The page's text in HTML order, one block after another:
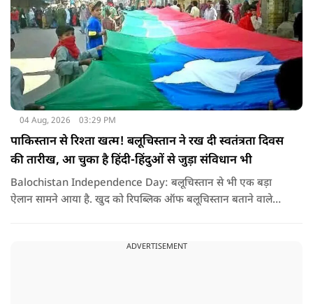
04 Aug, 2026 03:29 PM
पाकिस्तान से रिश्ता खत्म! बलूचिस्तान ने रख दी स्वतंत्रता दिवस
की तारीख, आ चुका है हिंदी-हिंदुओं से जुड़ा संविधान भी
Balochistan Independence Day: बलूचिस्तान से भी एक बड़ा
ऐलान सामने आया है. खुद को रिपब्लिक ऑफ बलूचिस्तान बताने वाले
ADVERTISEMENT